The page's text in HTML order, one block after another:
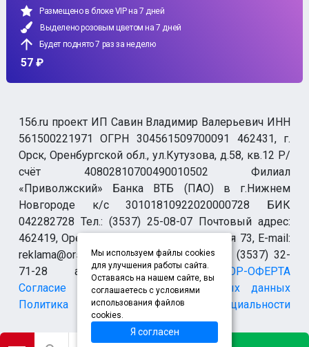
Размещено в блоке VIP на 7 дней
Выделено розовым цветом на 7 дней
Будет поднято 7 раз за неделю
57 ₽
156.ru проект ИП Савин Владимир Валерьевич ИНН
561500221971 ОГРН 304561509700091 462431, г.
Орск, Оренбургской обл., ул.Кутузова, д.58, кв.12 Р/
счёт 40802810700490010502 Филиал
«Приволжский» Банка ВТБ (ПАО) в г.Нижнем
Новгороде к/с 30101810922020000728 БИК
042282728 Тел.: (3537) 25-08-07 Почтовый адрес:
462419, Оренбургская обл., г. Орск-19 а/я 73, E-mail:
reklama@orsk.ru ТЕЛЕФОН МОДЕРАЦИИ (3537) 32-
71-28 allsupport@orsk.ruДОГОВОР-ОФЕРТА
Согласие на обработку персональных данных
Политика конфиденциальности
*Instagram (запрещен на территории Российской Федерации)
Мы используем файлы cookies
для улучшения работы сайта.
Оставаясь на нашем сайте, вы
соглашаетесь с условиями
использования файлов
cookies.
Я согласен